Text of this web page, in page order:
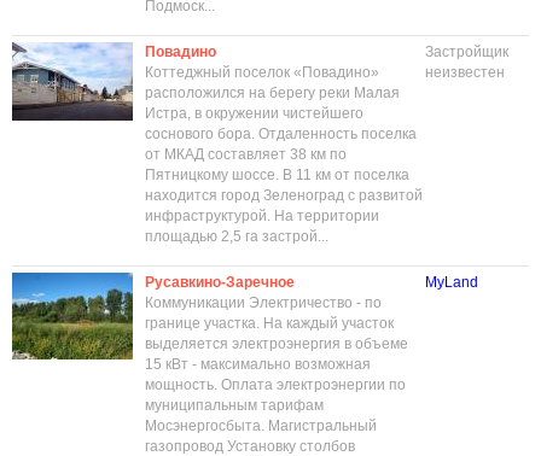
Подмоск...
Повадино
Коттеджный поселок «Повадино»
расположился на берегу реки Малая
Истра, в окружении чистейшего
соснового бора. Отдаленность поселка
от МКАД составляет 38 км по
Пятницкому шоссе. В 11 км от поселка
находится город Зеленоград с развитой
инфраструктурой. На территории
площадью 2,5 га застрой...
Застройщик
неизвестен
Русавкино-Заречное
Коммуникации Электричество - по
границе участка. На каждый участок
выделяется электроэнергия в объеме
15 кВт - максимально возможная
мощность. Оплата электроэнергии по
муниципальным тарифам
Мосэнергосбыта. Магистральный
газопровод Установку столбов
MyLand